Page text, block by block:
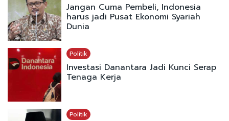
Jangan Cuma Pembeli, Indonesia
harus jadi Pusat Ekonomi Syariah
Dunia
Politik
Investasi Danantara Jadi Kunci Serap
Tenaga Kerja
Politik